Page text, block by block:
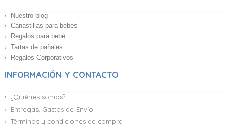
Nuestro blog
Canastillas para bebés
Regalos para bebé
Tartas de pañales
Regalos Corporativos
INFORMACIÓN Y CONTACTO
¿Quiénes somos?
Entregas, Gastos de Envío
Términos y condiciones de compra